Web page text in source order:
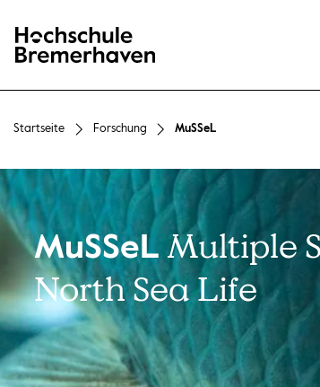
Hochschule Bremerhaven
Startseite Forschung MuSSeL
MuSSeL Multiple
North Sea Life